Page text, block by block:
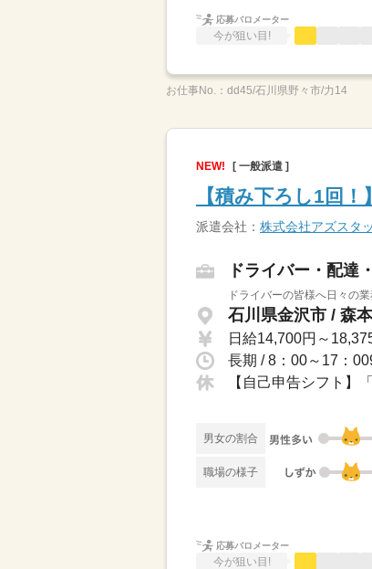
応募バロメーター
今が狙い目!
お仕事No.： dd45/石川県野々市/力14
NEW! [ 一般派遣 ]
【積み下ろし1回
派遣会社： 株式会社アズスタ
ドライバー・配達
ドライバーの皆様へ日々の
石川県金沢市 / 森
日給14,700円～
長期 / 8：00～17：
【自己申告シフト】
男女の割合
職場の様子
応募バロメーター
今が狙い目!